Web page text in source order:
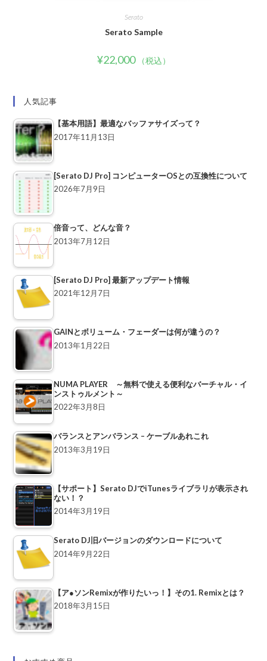
Serato
Serato Sample
¥22,000 （税込）
人気記事
【基本用語】最適なバッファサイズって？
2017年11月13日
[Serato DJ Pro] コンピューターOSとの互換性について
2026年7月9日
倍音って、どんな音？
2013年7月12日
[Serato DJ Pro] 最新アップデート情報
2021年12月7日
GAINとボリューム・フェーダーは何が違うの？
2013年1月22日
NUMA PLAYER ～無料で使える便利なバーチャル・イ
ンストゥルメント～
2022年3月8日
バランスとアンバランス – ケーブルあれこれ
2013年3月19日
【サポート】Serato DJでiTunesライブラリが表示され
ない！？
2014年3月19日
Serato DJ旧バージョンのダウンロードについて
2014年9月22日
【ア●ソンRemixが作りたいっ！】その1. Remixとは？
2018年3月15日